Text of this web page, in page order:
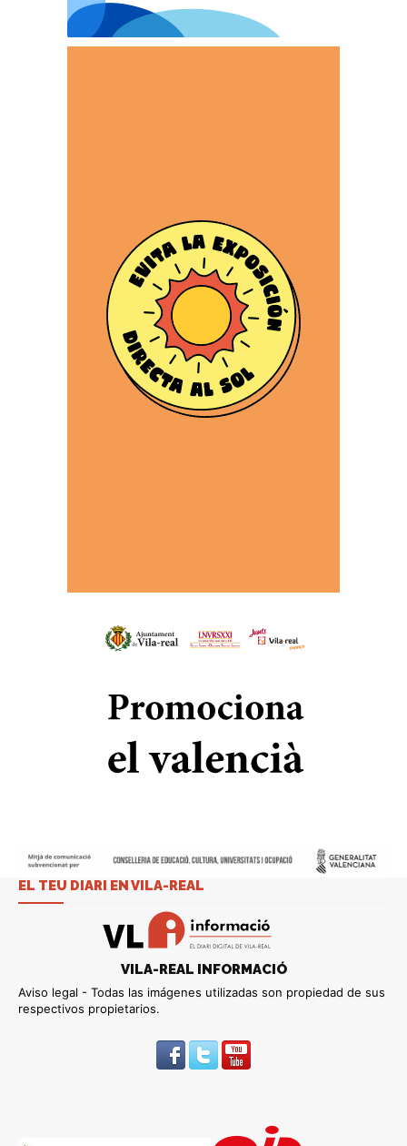
EL TEU DIARI EN VILA-REAL
VILA-REAL INFORMACIÓ
Aviso legal - Todas las imágenes utilizadas son propiedad de sus
respectivos propietarios.